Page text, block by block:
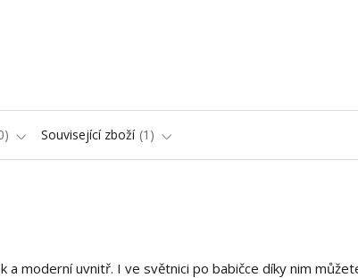
Související zboží 1
a moderní uvnitř. I ve světnici po babičce díky nim